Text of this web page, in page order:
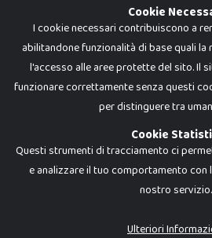
Dadi e Mattoncini è un brand di Giocabene Srl.
I prezzi e le promozioni pubblicate
Cookie
I cookie necessari contribuiscono a
abilitandone funzionalità di base quali la
l'accesso alle aree protette del sito. Il
funzionare correttamente senza questi
per distinguere tra
Cookie
Questi strumenti di tracciamento ci
e analizzare il tuo comportamento
nostro servizio.
Ulteriori